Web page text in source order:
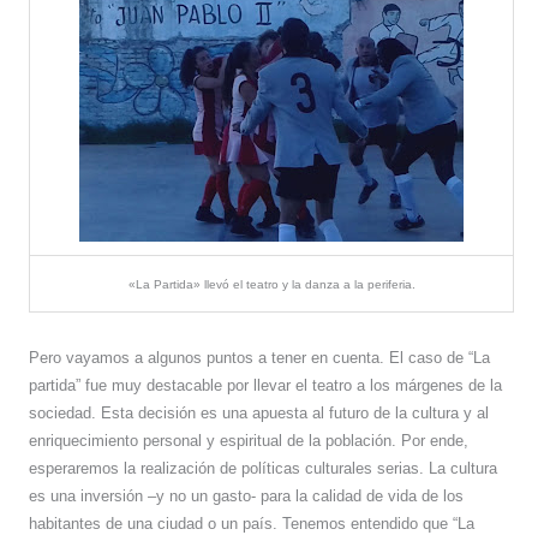
«La Partida» llevó el teatro y la danza a la periferia.
Pero vayamos a algunos puntos a tener en cuenta. El caso de “La
partida” fue muy destacable por llevar el teatro a los márgenes de la
sociedad. Esta decisión es una apuesta al futuro de la cultura y al
enriquecimiento personal y espiritual de la población. Por ende,
esperaremos la realización de políticas culturales serias. La cultura
es una inversión –y no un gasto- para la calidad de vida de los
habitantes de una ciudad o un país. Tenemos entendido que “La